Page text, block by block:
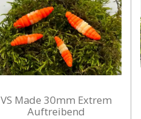
VS Made 30mm Extrem
Auftreibend